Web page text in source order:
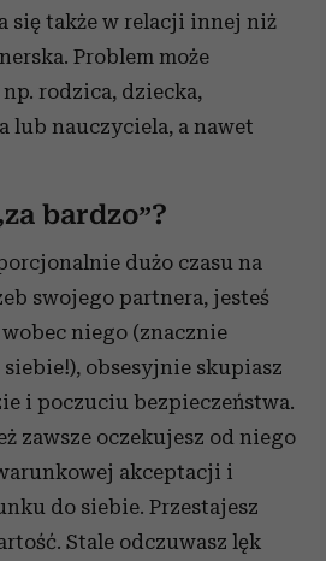
się także w relacji innej niż
Problem może
rodzica, dziecka,
lub nauczyciela, a nawet
bardzo”?
dużo czasu na
swojego partnera, jesteś
niego (znacznie
obsesyjnie skupiasz
i poczuciu bezpieczeństwa.
zawsze oczekujesz od niego
akceptacji i
do siebie. Przestajesz
Stale odczuwasz lęk